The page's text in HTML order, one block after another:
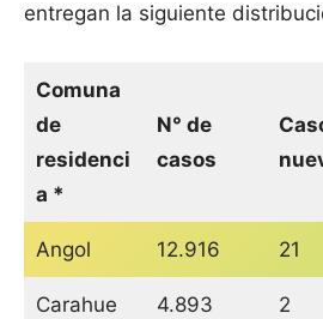
entregan la siguiente
Comuna
de
residenci
a *
N° de
casos
Angol 12.916 21
Carahue 4.893 2